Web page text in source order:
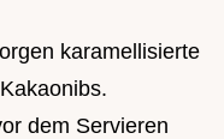
karamellisierte
dem Servieren